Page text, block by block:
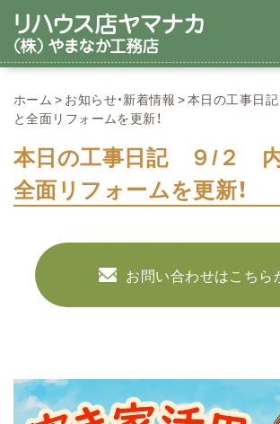
ホーム お知らせ・新着情報
本日の工事日
と全面リフォームを更新！
本日の工事日記 ９/２
全面リフォームを更新！
お問い合わせはこちら